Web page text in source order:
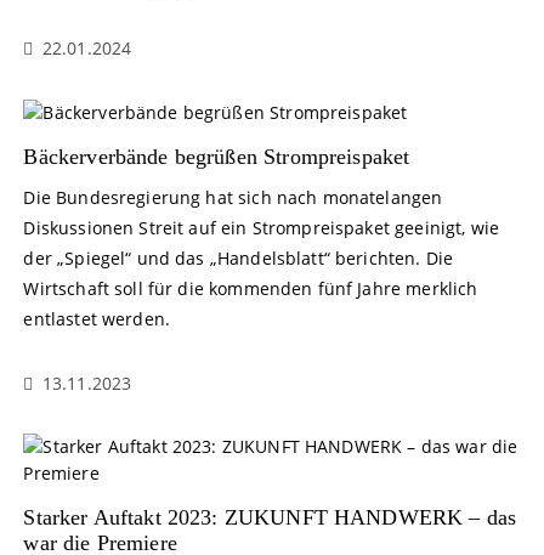
22.01.2024
Bäckerverbände begrüßen Strompreispaket
Die Bundesregierung hat sich nach monatelangen
Diskussionen Streit auf ein Strompreispaket geeinigt, wie
der „Spiegel“ und das „Handelsblatt“ berichten. Die
Wirtschaft soll für die kommenden fünf Jahre merklich
entlastet werden.
13.11.2023
Starker Auftakt 2023: ZUKUNFT HANDWERK – das
war die Premiere